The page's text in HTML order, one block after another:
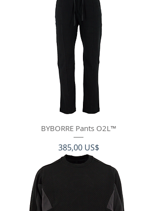
BYBORRE Pants O2L™
Precio
385,00 US$